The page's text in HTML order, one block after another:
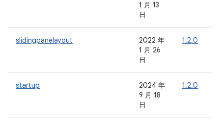
1 月 13
日
slidingpanelayout
2022 年
1 月 26
日
1.2.0
startup
2024 年
9 月 18
日
1.2.0